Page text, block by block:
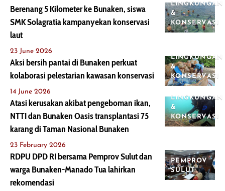
LINGKUNGAN
&
KONSERVASI
Berenang 5 Kilometer ke Bunaken, siswa
SMK Solagratia kampanyekan konservasi
laut
23 June 2026
LINGKUNGAN
&
KONSERVASI
Aksi bersih pantai di Bunaken perkuat
kolaborasi pelestarian kawasan konservasi
14 June 2026
LINGKUNGAN
&
KONSERVASI
Atasi kerusakan akibat pengeboman ikan,
NTTI dan Bunaken Oasis transplantasi 75
karang di Taman Nasional Bunaken
23 February 2026
PEMPROV
SULUT
RDPU DPD RI bersama Pemprov Sulut dan
warga Bunaken-Manado Tua lahirkan
rekomendasi